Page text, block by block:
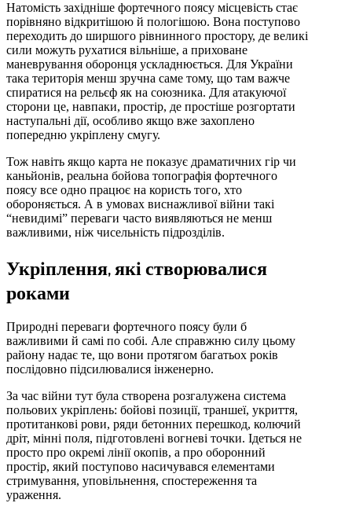
Натомість західніше фортечного поясу місцевість стає
порівняно відкритішою й пологішою. Вона поступово
переходить до ширшого рівнинного простору, де великі
сили можуть рухатися вільніше, а приховане
маневрування оборонця ускладнюється. Для України
така територія менш зручна саме тому, що там важче
спиратися на рельєф як на союзника. Для атакуючої
сторони це, навпаки, простір, де простіше розгортати
наступальні дії, особливо якщо вже захоплено
попередню укріплену смугу.
Тож навіть якщо карта не показує драматичних гір чи
каньйонів, реальна бойова топографія фортечного
поясу все одно працює на користь того, хто
обороняється. А в умовах виснажливої війни такі
“невидимі” переваги часто виявляються не менш
важливими, ніж чисельність підрозділів.
Укріплення, які створювалися
роками
Природні переваги фортечного поясу були б
важливими й самі по собі. Але справжню силу цьому
району надає те, що вони протягом багатьох років
послідовно підсилювалися інженерно.
За час війни тут була створена розгалужена система
польових укріплень: бойові позиції, траншеї, укриття,
протитанкові рови, ряди бетонних перешкод, колючий
дріт, мінні поля, підготовлені вогневі точки. Ідеться не
просто про окремі лінії окопів, а про оборонний
простір, який поступово насичувався елементами
стримування, уповільнення, спостереження та
ураження.